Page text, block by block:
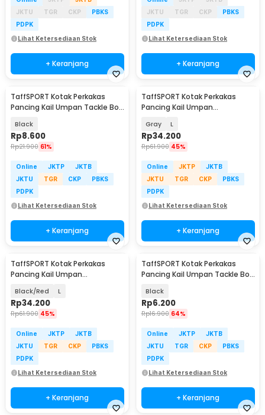
JKTU
TGR CKP
PBKS
PDPK
Lihat Ketersediaan Stok
+ Keranjang
JKTU
TGR CKP
PBKS
PDPK
Lihat Ketersediaan Stok
+ Keranjang
TaffSPORT Kotak Perkakas
Pancing Kail Umpan Tackle Box
Black
Rp8.600
Rp21.900 61%
Online JKTP
JKTB
JKTU
TGR CKP
PBKS
PDPK
Lihat Ketersediaan Stok
+ Keranjang
TaffSPORT Kotak Perkakas
Pancing Kail Umpan
Gray L
Rp34.200
Rp61.900 45%
Online JKTP
JKTB
JKTU
TGR CKP
PBKS
PDPK
Lihat Ketersediaan Stok
+ Keranjang
TaffSPORT Kotak Perkakas
Pancing Kail Umpan
Black/Red L
Rp34.200
Rp61.900 45%
Online JKTP
JKTB
JKTU
TGR CKP
PBKS
PDPK
Lihat Ketersediaan Stok
+ Keranjang
TaffSPORT Kotak Perkakas
Pancing Kail Umpan Tackle Box
Black
Rp6.200
Rp16.900 64%
Online JKTP
JKTB
JKTU
TGR CKP
PBKS
PDPK
Lihat Ketersediaan Stok
+ Keranjang